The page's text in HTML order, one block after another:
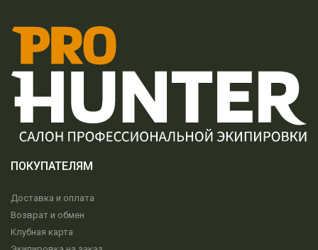
ПОКУПАТЕЛЯМ
Доставка и оплата
Возврат и обмен
Клубная карта